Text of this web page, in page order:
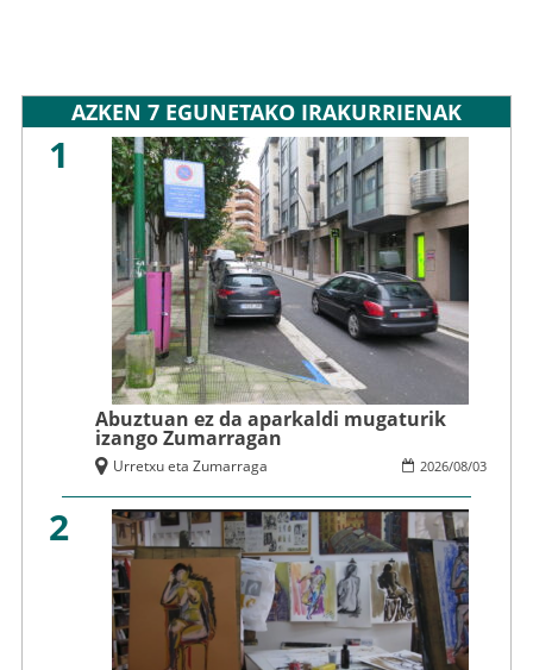
AZKEN 7 EGUNETAKO IRAKURRIENAK
1
Abuztuan ez da aparkaldi mugaturik
izango Zumarragan
2026/08/03
Urretxu eta Zumarraga
2